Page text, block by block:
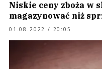
Niskie ceny zboża w
magazynować niż
01.08.2022 / 20:05